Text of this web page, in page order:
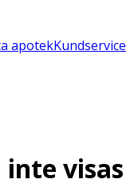
apotekKundservice
inte visas